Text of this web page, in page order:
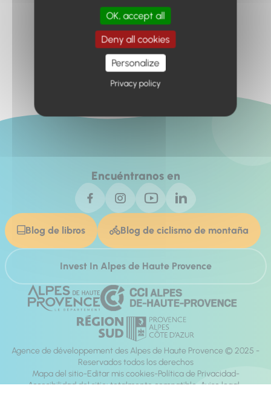
Retour à l'accueil
Encuéntranos en
Blog de libros Blog de ciclismo de montaña
Invest In Alpes de Haute Provence
Agence de développement des Alpes de Haute Provence © 2025 -
Reservados todos los derechos
Mapa del sitio Editar mis cookies Política de Privacidad
Accesibilidad del sitio: totalmente compatible Aviso legal
OK, accept all
Deny all cookies
Personalize
Privacy policy